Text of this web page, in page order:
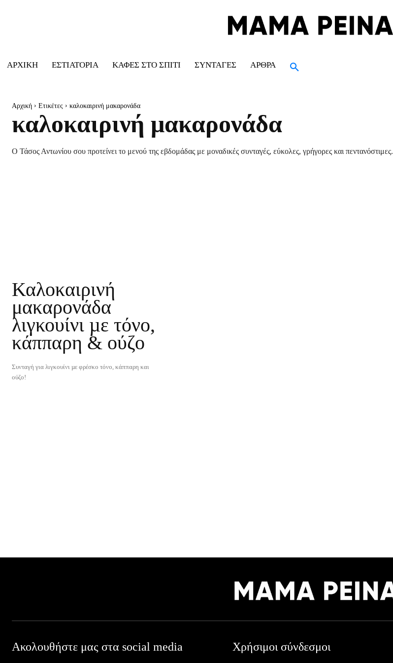
ΑΡΧΙΚΉ ΕΣΤΙΑΤΌΡΙΑ ΚΑΦΈΣ ΣΤΟ ΣΠΊΤΙ ΣΥΝΤΑΓΈΣ ΆΡΘΡΑ
Αρχική Ετικέτες καλοκαιρινή μακαρονάδα
καλοκαιρινή μακαρονάδα
Ο Τάσος Αντωνίου σου προτείνει το μενού της εβδομάδας με μοναδικές συνταγές, εύκολες, γρήγορες και πεντανόστιμες.
Καλοκαιρινή
μακαρονάδα
λιγκουίνι µε τόνο,
κάππαρη & ούζο
Συνταγή για λιγκουίνι µε φρέσκο τόνο, κάππαρη και
ούζο!
Ακολουθήστε μας στα social media Χρήσιμοι σύνδεσμοι